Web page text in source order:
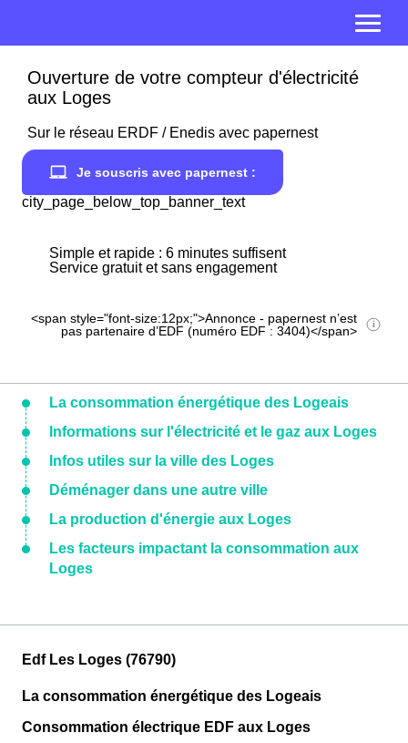
Ouverture de votre compteur d'électricité
aux Loges
Sur le réseau ERDF / Enedis avec papernest
Je souscris avec papernest :
city_page_below_top_banner_text
Simple et rapide : 6 minutes suffisent
Service gratuit et sans engagement
<span style="font-size:12px;">Annonce - papernest n’est
pas partenaire d’EDF (numéro EDF : 3404)</span>
La consommation énergétique des Logeais
Informations sur l'électricité et le gaz aux Loges
Infos utiles sur la ville des Loges
Déménager dans une autre ville
La production d'énergie aux Loges
Les facteurs impactant la consommation aux
Loges
Edf Les Loges (76790)
La consommation énergétique des Logeais
Consommation électrique EDF aux Loges